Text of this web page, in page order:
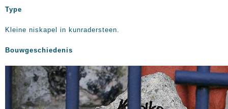
Type
Kleine niskapel in kunradersteen.
Bouwgeschiedenis